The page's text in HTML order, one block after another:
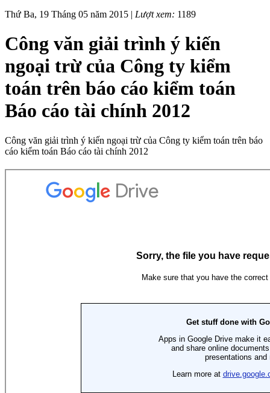
Thứ Ba, 19 Tháng 05 năm 2015 | Lượt xem: 1189
Công văn giải trình ý kiến
ngoại trừ của Công ty kiểm
toán trên báo cáo kiểm toán
Báo cáo tài chính 2012
Công văn giải trình ý kiến ngoại trừ của Công ty kiểm toán trên báo
cáo kiểm toán Báo cáo tài chính 2012